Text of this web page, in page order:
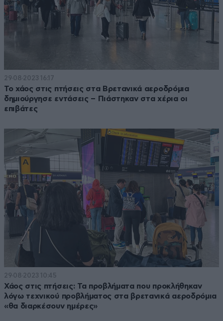
29·08·2023 16:17
Το χάος στις πτήσεις στα Βρετανικά αεροδρόμια
δημιούργησε εντάσεις – Πιάστηκαν στα χέρια οι
επιβάτες
29·08·2023 10:45
Χάος στις πτήσεις: Τα προβλήματα που προκλήθηκαν
λόγω τεχνικού προβλήματος στα βρετανικά αεροδρόμια
«θα διαρκέσουν ημέρες»